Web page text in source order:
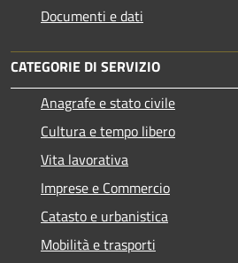
Documenti e dati
CATEGORIE DI SERVIZIO
Anagrafe e stato civile
Cultura e tempo libero
Vita lavorativa
Imprese e Commercio
Catasto e urbanistica
Mobilità e trasporti